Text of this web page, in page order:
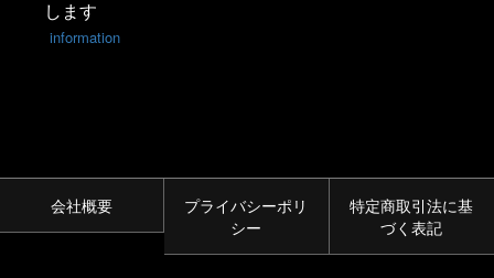
します
information
会社概要
プライバシーポリ
シー
特定商取引法に基
づく表記